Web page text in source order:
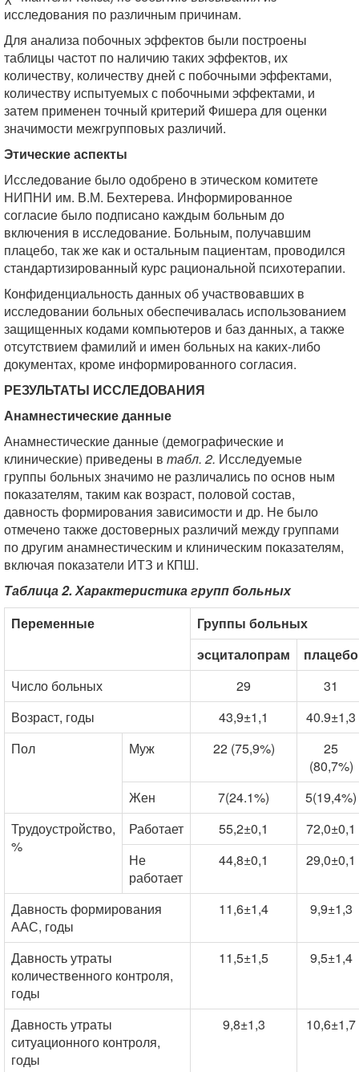
исследования по различным причинам.
Для анализа побочных эффектов были построены
таблицы частот по наличию таких эффектов, их
количеству, количеству дней с побочными эффектами,
количеству испытуемых с побочными эффектами, и
затем применен точный критерий Фишера для оценки
значимости межгрупповых различий.
Этические аспекты
Исследование было одобрено в этическом комитете
НИПНИ им. В.М. Бехтерева. Информированное
согласие было подписано каждым больным до
включения в исследование. Больным, получавшим
плацебо, так же как и остальным пациентам, проводился
стандартизированный курс рациональной психотерапии.
Конфиденциальность данных об участвовавших в
исследовании больных обеспечивалась использованием
защищенных кодами компьютеров и баз данных, а также
отсутствием фамилий и имен больных на каких-либо
документах, кроме информированного согласия.
РЕЗУЛЬТАТЫ ИССЛЕДОВАНИЯ
Анамнестические данные
Анамнестические данные (демографические и
клинические) приведены в табл. 2. Исследуемые
группы больных значимо не различались по основ ным
показателям, таким как возраст, половой состав,
давность формирования зависимости и др. Не было
отмечено также достоверных различий между группами
по другим анамнестическим и клиническим показателям,
включая показатели ИТЗ и КПШ.
Таблица 2. Характеристика групп больных
Переменные
Группы больных
эсциталопрам
плацебо
Число больных
29
31
Возраст, годы
43,9±1,1
40.9±1,3
Пол
Муж 22 (75,9%)
25
(80,7%)
Жен
7(24.1%)
5(19,4%)
Трудоустройство,
%
Работает 55,2±0,1
72,0±0,1
Не
работает
44,8±0,1 29,0±0,1
Давность формирования
ААС, годы
11,6±1,4 9,9±1,3
Давность утраты
количественного контроля,
годы
11,5±1,5 9,5±1,4
Давность утраты
ситуационного контроля,
годы
9,8±1,3 10,6±1,7